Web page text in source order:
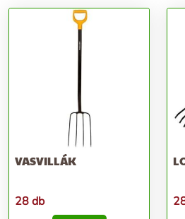
VASVILLÁK
28 db